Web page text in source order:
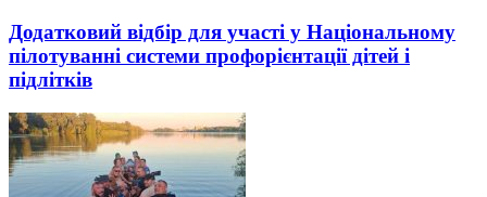
Додатковий відбір для участі у Національному
пілотуванні системи профорієнтації дітей і
підлітків